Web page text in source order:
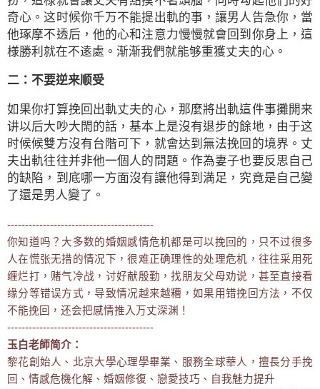
奇心。这时候你千万不能提出軌的事，讓男人告急你，當
他琢摩不透后，他的心和注意力慢慢就會回到你身上，這
様勝利就在不逺處。渐渐我們就能够重獲丈夫的心。
二：不要逆来顺受
如果你打算挽回出軌丈夫的心，那麼將出軌這件事攤開来
讲以后大吵大閙的話，基本上是沒有退步的餘地，由于这
时候候雙方沒有台階可下，就會达到無法挽回的境界。丈
夫出軌往往并非他一個人的問題。作為妻子也要反思自己
的缺陷，到底哪一方面沒有讓他得到満足，究竟是自己變
了還是男人變了。
-----------------------------------------
你知道吗？大多数的婚姻感情危机都是可以挽回的，只不过很多
人在慌张无措的情况下，很难正确理性的处理危机，往往采用死
缠烂打，赌气冷战，讨好献殷勤，找朋友父母劝说，甚至直接看
缘分等错误方式，导致情况越来越糟，如果用错挽回方法，不仅
不能挽回，还会把感情推入万丈深渊！
-----------------------------------------
玉白老師简介：
黎花創始人、北京大學心理學畢業、服務全球華人，擅長分手挽
回、情感危機化解、婚姻修復、戀愛技巧、自我魅力提升